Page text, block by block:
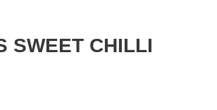
SWEET CHILLI